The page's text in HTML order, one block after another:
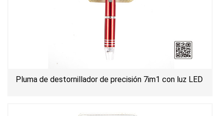
Pluma de destornillador de precisión 7im1 con luz LED